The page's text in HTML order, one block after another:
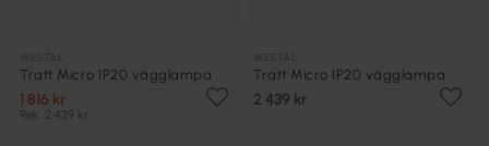
Tratt Micro IP20 vägglampa
1 816 kr
Rek. 2 439 kr
Tratt Micro IP20 vägglampa
2 439 kr